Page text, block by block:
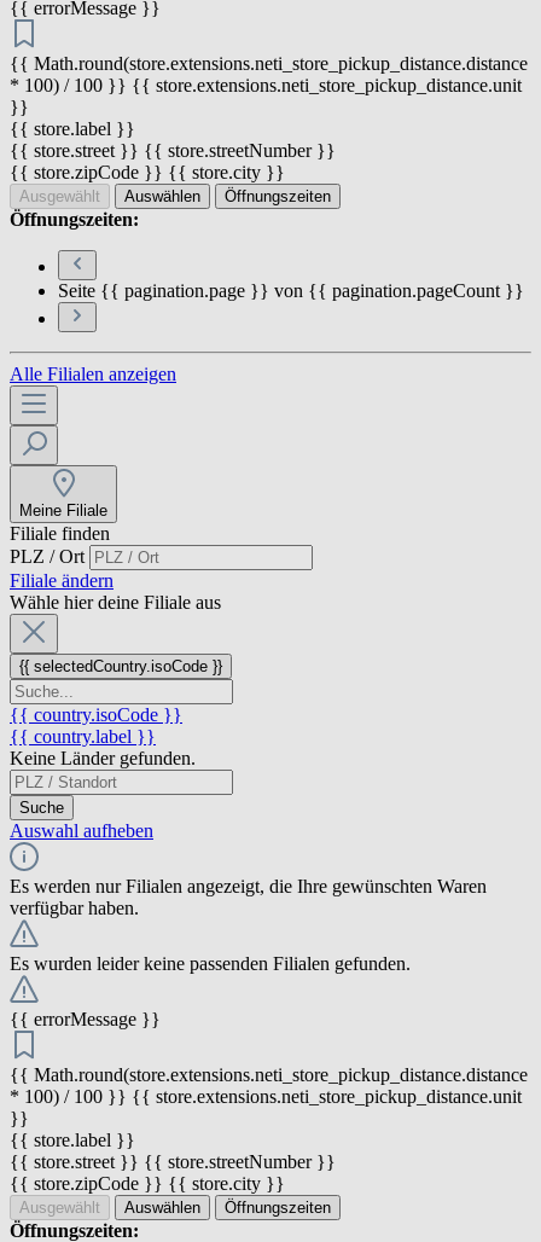
{{ errorMessage }}
{{ Math.round(store.extensions.neti_store_pickup_distance.distance
* 100) / 100 }} {{ store.extensions.neti_store_pickup_distance.unit
}}
{{ store.label }}
{{ store.street }} {{ store.streetNumber }}
{{ store.zipCode }} {{ store.city }}
Ausgewählt Auswählen Öffnungszeiten
Öffnungszeiten:
Seite {{ pagination.page }} von {{ pagination.pageCount }}
Alle Filialen anzeigen
Meine Filiale
Filiale finden
PLZ / Ort
Filiale ändern
Wähle hier deine Filiale aus
{{ selectedCountry.isoCode }}
{{ country.isoCode }}
{{ country.label }}
Keine Länder gefunden.
Suche
Auswahl aufheben
Es werden nur Filialen angezeigt, die Ihre gewünschten Waren
verfügbar haben.
Es wurden leider keine passenden Filialen gefunden.
{{ errorMessage }}
{{ Math.round(store.extensions.neti_store_pickup_distance.distance
* 100) / 100 }} {{ store.extensions.neti_store_pickup_distance.unit
}}
{{ store.label }}
{{ store.street }} {{ store.streetNumber }}
{{ store.zipCode }} {{ store.city }}
Ausgewählt Auswählen Öffnungszeiten
Öffnungszeiten: